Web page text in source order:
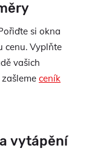
si okna
cenu. Vyplňte
vašich
ceník
vytápění